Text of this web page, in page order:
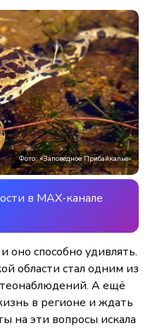
Фото: «Заповедное Прибайкалье»
в MAX-канале
оно способно удивлять.
области стал одним из
А ещё
в регионе и ждать
на эти вопросы искала